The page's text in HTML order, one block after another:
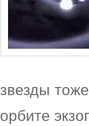
звезды
орбите